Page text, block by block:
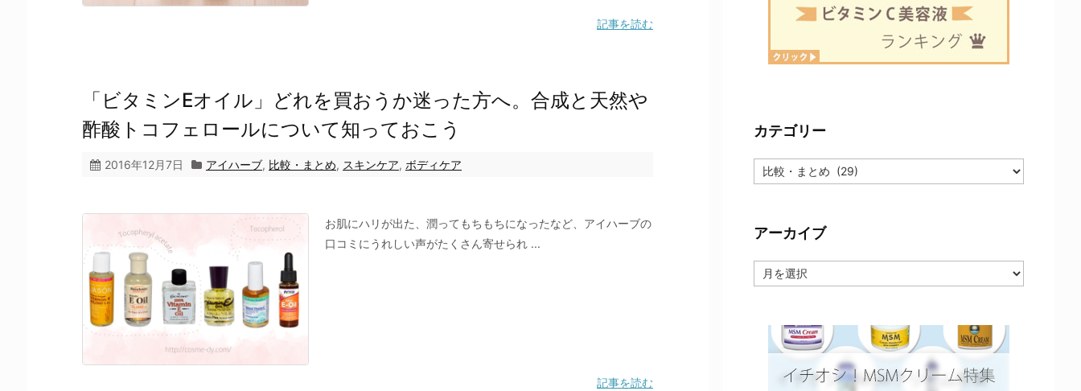
記事を読む
「ビタミンEオイル」どれを買おうか迷った方へ。合成と天然や
酢酸トコフェロールについて知っておこう
2016年12月7日 アイハーブ, 比較・まとめ, スキンケア, ボディケア
お肌にハリが出た、潤ってもちもちになったなど、アイハーブの
口コミにうれしい声がたくさん寄せられ ...
記事を読む
カテゴリー
カ
テ
ー
アーカイブ
ー